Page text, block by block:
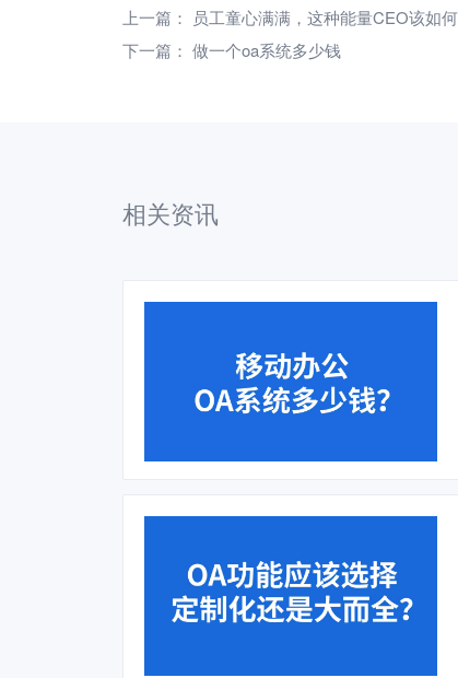
上一篇：
员工童心满满，这种能量CEO该如
下一篇： 做一个oa系统多少钱
相关资讯